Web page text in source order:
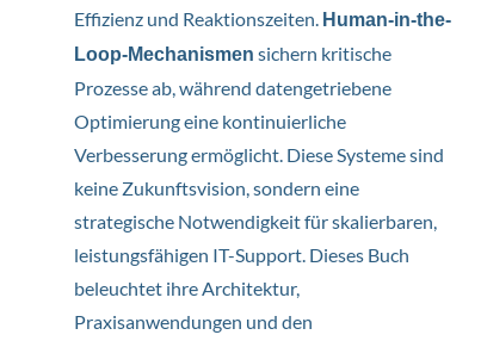
Effizienz und Reaktionszeiten. Human-in-the-
Loop-Mechanismen sichern kritische
Prozesse ab, während datengetriebene
Optimierung eine kontinuierliche
Verbesserung ermöglicht. Diese Systeme sind
keine Zukunftsvision, sondern eine
strategische Notwendigkeit für skalierbaren,
leistungsfähigen IT-Support. Dieses Buch
beleuchtet ihre Architektur,
Praxisanwendungen und den